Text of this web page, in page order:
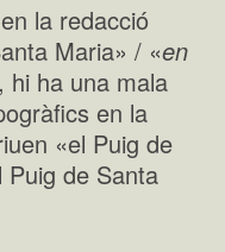
la redacció
Maria» / «en
hi ha una mala
en la
«el Puig de
Puig de Santa